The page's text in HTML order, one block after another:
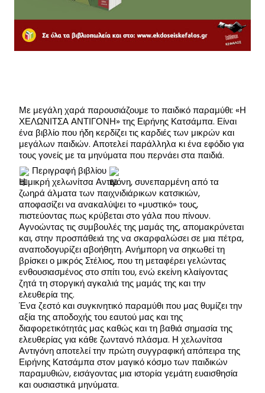
Με μεγάλη χαρά παρουσιάζουμε το παιδικό παραμύθι: «Η
ΧΕΛΩΝΙΤΣΑ ΑΝΤΙΓΟΝΗ» της Ειρήνης Κατσάμπα. Είναι
ένα βιβλίο που ήδη κερδίζει τις καρδιές των μικρών και
μεγάλων παιδιών. Αποτελεί παράλληλα κι ένα εφόδιο για
τους γονείς με τα μηνύματα που περνάει στα παιδιά.
Περιγραφή βιβλίου
Η μικρή χελωνίτσα Αντιγόνη, συνεπαρμένη από τα
ζωηρά άλματα των παιχνιδιάρικων κατσικιών,
αποφασίζει να ανακαλύψει το «μυστικό» τους,
πιστεύοντας πως κρύβεται στο γάλα που πίνουν.
Αγνοώντας τις συμβουλές της μαμάς της, απομακρύνεται
και, στην προσπάθειά της να σκαρφαλώσει σε μια πέτρα,
αναποδογυρίζει αβοήθητη. Ανήμπορη να σηκωθεί τη
βρίσκει ο μικρός Στέλιος, που τη μεταφέρει γελώντας
ενθουσιασμένος στο σπίτι του, ενώ εκείνη κλαίγοντας
ζητά τη στοργική αγκαλιά της μαμάς της και την
ελευθερία της.
Ένα ζεστό και συγκινητικό παραμύθι που μας θυμίζει την
αξία της αποδοχής του εαυτού μας και της
διαφορετικότητάς μας καθώς και τη βαθιά σημασία της
ελευθερίας για κάθε ζωντανό πλάσμα. Η χελωνίτσα
Αντιγόνη αποτελεί την πρώτη συγγραφική απόπειρα της
Ειρήνης Κατσάμπα στον μαγικό κόσμο των παιδικών
παραμυθιών, εισάγοντας μια ιστορία γεμάτη ευαισθησία
και ουσιαστικά μηνύματα.